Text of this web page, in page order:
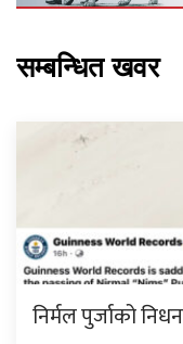
सम्बन्धित खवर
निर्मल पुर्जाको